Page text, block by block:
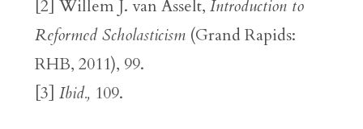
[2] Willem J. van Asselt, Introduction to
Reformed Scholasticism(Grand Rapids:
RHB, 2011), 99.
[3] Ibid., 109.